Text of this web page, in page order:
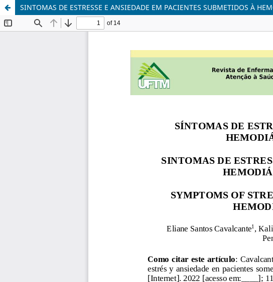
SINTOMAS DE ESTRESSE E ANSIEDADE EM PACIENTES SUBMETIDOS À